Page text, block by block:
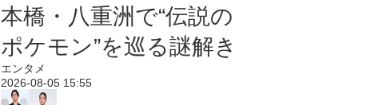
本橋・八重洲で“伝説の
ポケモン”を巡る謎解き
エンタメ
2026-08-05 15:55